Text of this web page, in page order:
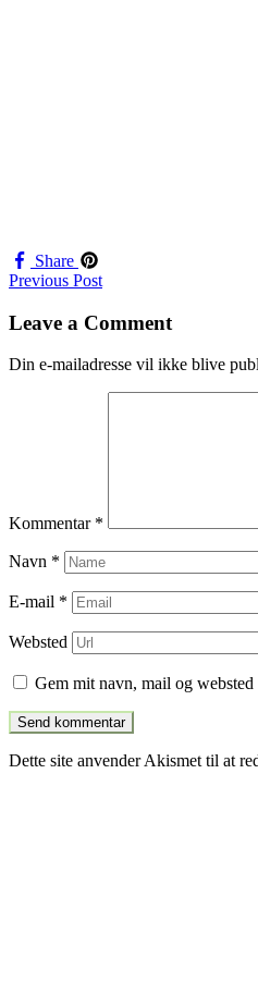
Share
Navigation
til
Previous Post
Leave a Comment
Din e-mailadresse vil ikke blive
Kommentar *
Navn *
E-mail *
Websted
Gem mit navn, mail og
Dette site anvender Akismet til at